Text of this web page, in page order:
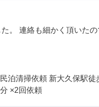
。 連絡も細かく頂いたの
民泊清掃依頼 新大久保駅徒
分 ×2回依頼